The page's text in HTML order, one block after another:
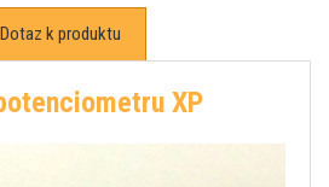
Dotaz k produktu
XP